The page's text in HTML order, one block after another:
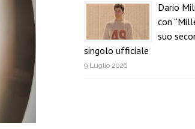
Dario
con
suo
singolo ufficiale
9 Luglio 2026